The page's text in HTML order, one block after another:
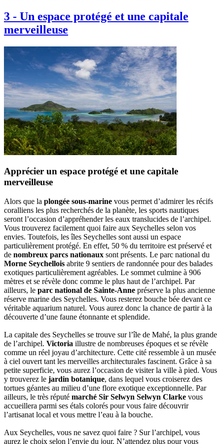
3 - Un espace protégé et une capitale
merveilleuse
Apprécier un espace protégé et une capitale
merveilleuse
Alors que la plongée sous-marine vous permet d’admirer les récifs
coralliens les plus recherchés de la planète, les sports nautiques
seront l’occasion d’appréhender les eaux translucides de l’archipel.
Vous trouverez facilement quoi faire aux Seychelles selon vos
envies. Toutefois, les îles Seychelles sont aussi un espace
particulièrement protégé. En effet, 50 % du territoire est préservé et
de nombreux parcs nationaux sont présents. Le parc national du
Morne Seychellois abrite 9 sentiers de randonnée pour des balades
exotiques particulièrement agréables. Le sommet culmine à 906
mètres et se révèle donc comme le plus haut de l’archipel. Par
ailleurs, le parc national de Sainte-Anne préserve la plus ancienne
réserve marine des Seychelles. Vous resterez bouche bée devant ce
véritable aquarium naturel. Vous aurez donc la chance de partir à la
découverte d’une faune étonnante et splendide.
La capitale des Seychelles se trouve sur l’île de Mahé, la plus grande
de l’archipel. Victoria illustre de nombreuses époques et se révèle
comme un réel joyau d’architecture. Cette cité ressemble à un musée
à ciel ouvert tant les merveilles architecturales fascinent. Grâce à sa
petite superficie, vous aurez l’occasion de visiter la ville à pied. Vous
y trouverez le jardin botanique, dans lequel vous croiserez des
tortues géantes au milieu d’une flore exotique exceptionnelle. Par
ailleurs, le très réputé marché Sir Selwyn Selwyn Clarke vous
accueillera parmi ses étals colorés pour vous faire découvrir
l’artisanat local et vous mettre l’eau à la bouche.
Aux Seychelles, vous ne savez quoi faire ? Sur l’archipel, vous
aurez le choix selon l’envie du jour. N’attendez plus pour vous